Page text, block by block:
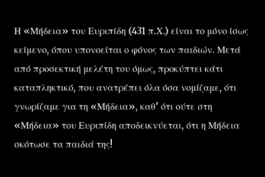
Η «Μήδεια» του Ευριπίδη (431 π.Χ.) είναι το μόνο ίσως
κείμενο, όπου υπονοείται ο φόνος των παιδιών. Μετά
από προσεκτική μελέτη του όμως, προκύπτει κάτι
καταπληκτικό, που ανατρέπει όλα όσα νομίζαμε, ότι
γνωρίζαμε για τη «Μήδεια», καθ’ ότι ούτε στη
«Μήδεια» του Ευριπίδη αποδεικνύεται, ότι η Μήδεια
σκότωσε τα παιδιά της!